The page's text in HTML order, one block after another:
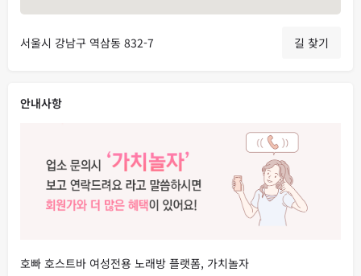
서울시 강남구 역삼동 832-7 길 찾기
안내사항
호빠 호스트바 여성전용 노래방 플랫폼, 가치놀자